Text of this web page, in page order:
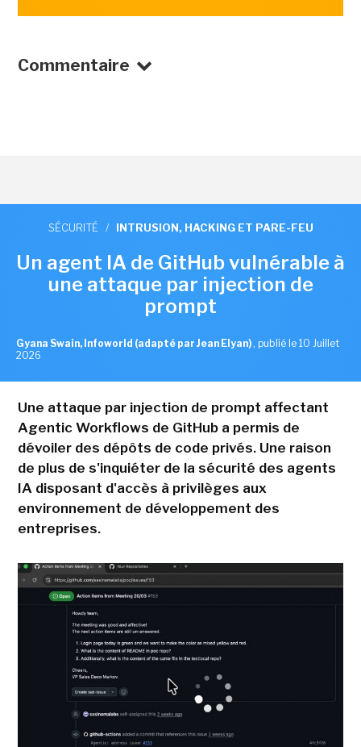
Commentaire
SÉCURITÉ / INTRUSION, HACKING ET PARE-FEU
Un agent IA de GitHub vulnérable à
une attaque par injection de
prompt
Gyana Swain, Infoworld (adapté par Jean Elyan) , publié le 10 Juillet
2026
Une attaque par injection de prompt affectant
Agentic Workflows de GitHub a permis de
dévoiler des dépôts de code privés. Une raison
de plus de s'inquiéter de la sécurité des agents
IA disposant d'accès à privilèges aux
environnement de développement des
entreprises.